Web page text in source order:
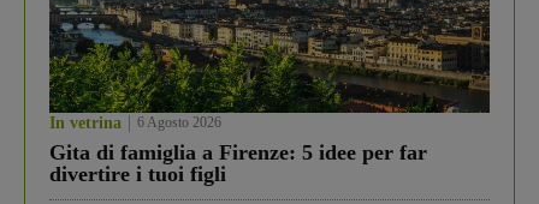
In vetrina 6 Agosto 2026
Gita di famiglia a Firenze: 5 idee per far
divertire i tuoi figli